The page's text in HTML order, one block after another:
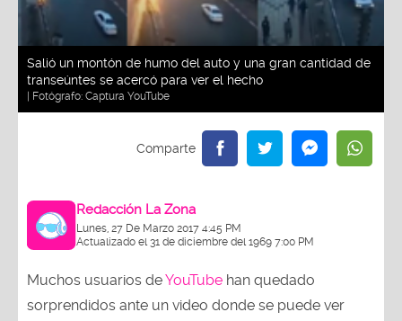
Salió un montón de humo del auto y una gran cantidad de
transeúntes se acercó para ver el hecho
| Fotógrafo: Captura YouTube
Redacción La Zona
Lunes, 27 De Marzo 2017 4:45 PM
Actualizado el 31 de diciembre del 1969 7:00 PM
Muchos usuarios deYouTube han quedado
sorprendidos ante un video donde se puede ver